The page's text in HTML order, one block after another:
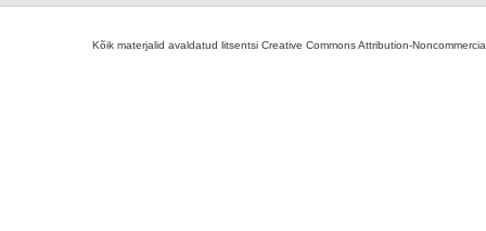
Kõik materjalid avaldatud litsentsi Creative Commons Attribution-